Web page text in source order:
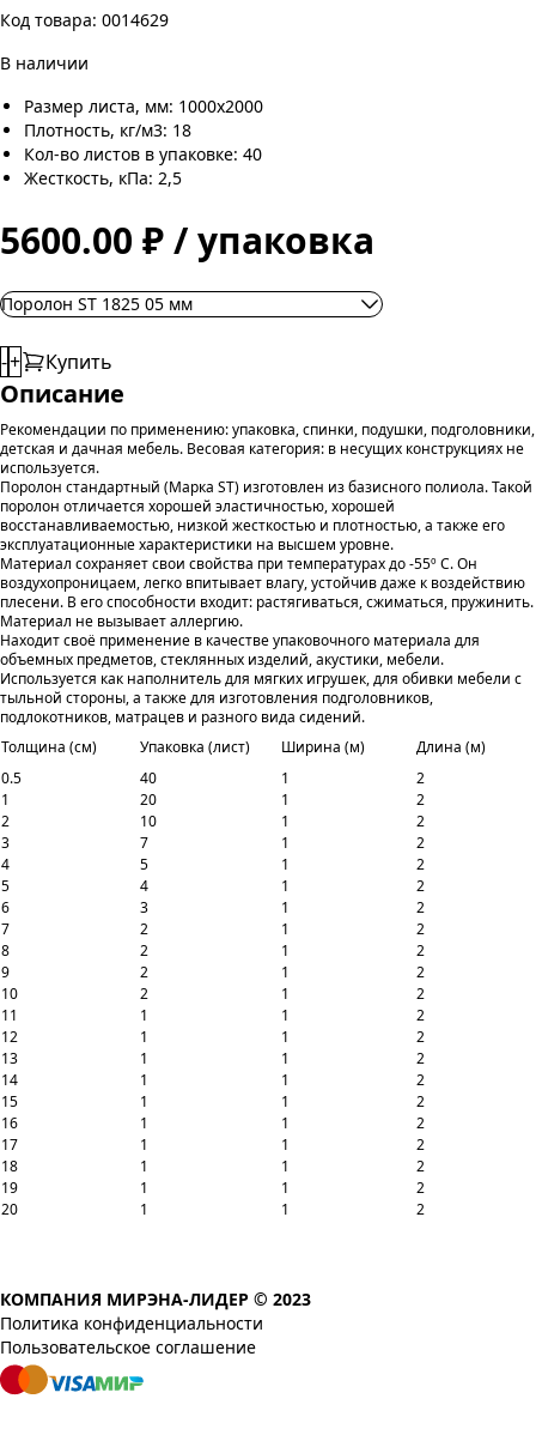
Код товара: 0014629
В наличии
Размер листа, мм: 1000х2000
Плотность, кг/м3: 18
Кол-во листов в упаковке: 40
Жесткость, кПа: 2,5
5600.00 ₽ / упаковка
Поролон ST 1825 05 мм
-+ Купить
Описание
Рекомендации по применению: упаковка, спинки, подушки, подголовники,
детская и дачная мебель. Весовая категория: в несущих конструкциях не
используется.
Поролон стандартный (Марка ST) изготовлен из базисного полиола. Такой
поролон отличается хорошей эластичностью, хорошей
восстанавливаемостью, низкой жесткостью и плотностью, а также его
эксплуатационные характеристики на высшем уровне.
Материал сохраняет свои свойства при температурах до -55º С. Он
воздухопроницаем, легко впитывает влагу, устойчив даже к воздействию
плесени. В его способности входит: растягиваться, сжиматься, пружинить.
Материал не вызывает аллергию.
Находит своё применение в качестве упаковочного материала для
объемных предметов, стеклянных изделий, акустики, мебели.
Используется как наполнитель для мягких игрушек, для обивки мебели с
тыльной стороны, а также для изготовления подголовников,
подлокотников, матрацев и разного вида сидений.
Толщина (см)
Упаковка (лист) Ширина (м)
Длина (м)
0.5
40 1
2
1
20 1
2
2
10 1
2
3
7 1
2
4
5 1
2
5
4 1
2
6
3 1
2
7
2 1
2
8
2 1
2
9
2 1
2
10
2 1
2
11
1 1
2
12
1 1
2
13
1 1
2
14
1 1
2
15
1 1
2
16
1 1
2
17
1 1
2
18
1 1
2
19
1 1
2
20
1 1 2
КОМПАНИЯ МИРЭНА-ЛИДЕР © 2023
Политика конфиденциальности
Пользовательское соглашение